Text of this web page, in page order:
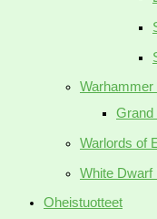
Warhammer
Grand
Warlords of
White Dwarf
Oheistuotteet